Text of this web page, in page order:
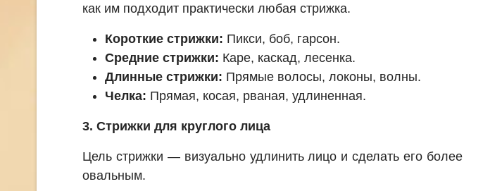
как им подходит практически любая стрижка.
Короткие стрижки: Пикси, боб, гарсон.
Средние стрижки: Каре, каскад, лесенка.
Длинные стрижки: Прямые волосы, локоны, волны.
Челка: Прямая, косая, рваная, удлиненная.
3. Стрижки для круглого лица
Цель стрижки — визуально удлинить лицо и сделать его более
овальным.